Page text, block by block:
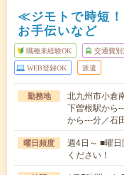
≪ジモトで時短
お手伝いなど
職種未経験OK 交通費別
WEB登録OK 派遣
勤務地
北九州市小倉
下曽根駅から
から---分／石
曜日頻度
週4日～ ■曜
ください！